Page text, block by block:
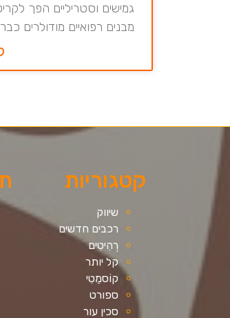
גמישים וסטריליים הפך
מבנים רפואיים מודולרים כבר
קטגוריות
שיווק
רכבים חדשים
רְהִיטִים
קל יותר
קוֹסמֵטִי
ספורט
סכין עור